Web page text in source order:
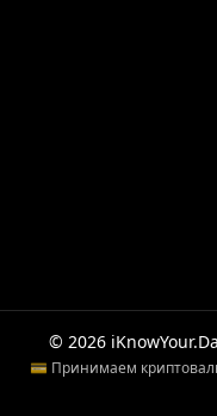
© 2026
💳 Принимаем